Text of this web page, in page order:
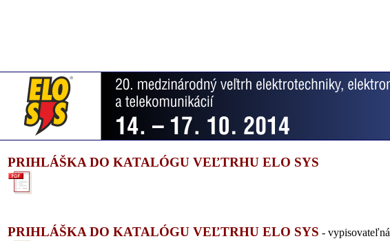
PRIHLÁŠKA DO KATALÓGU VEĽTRHU ELO SYS
PRIHLÁŠKA DO KATALÓGU VEĽTRHU ELO SYS - vypisovateľná